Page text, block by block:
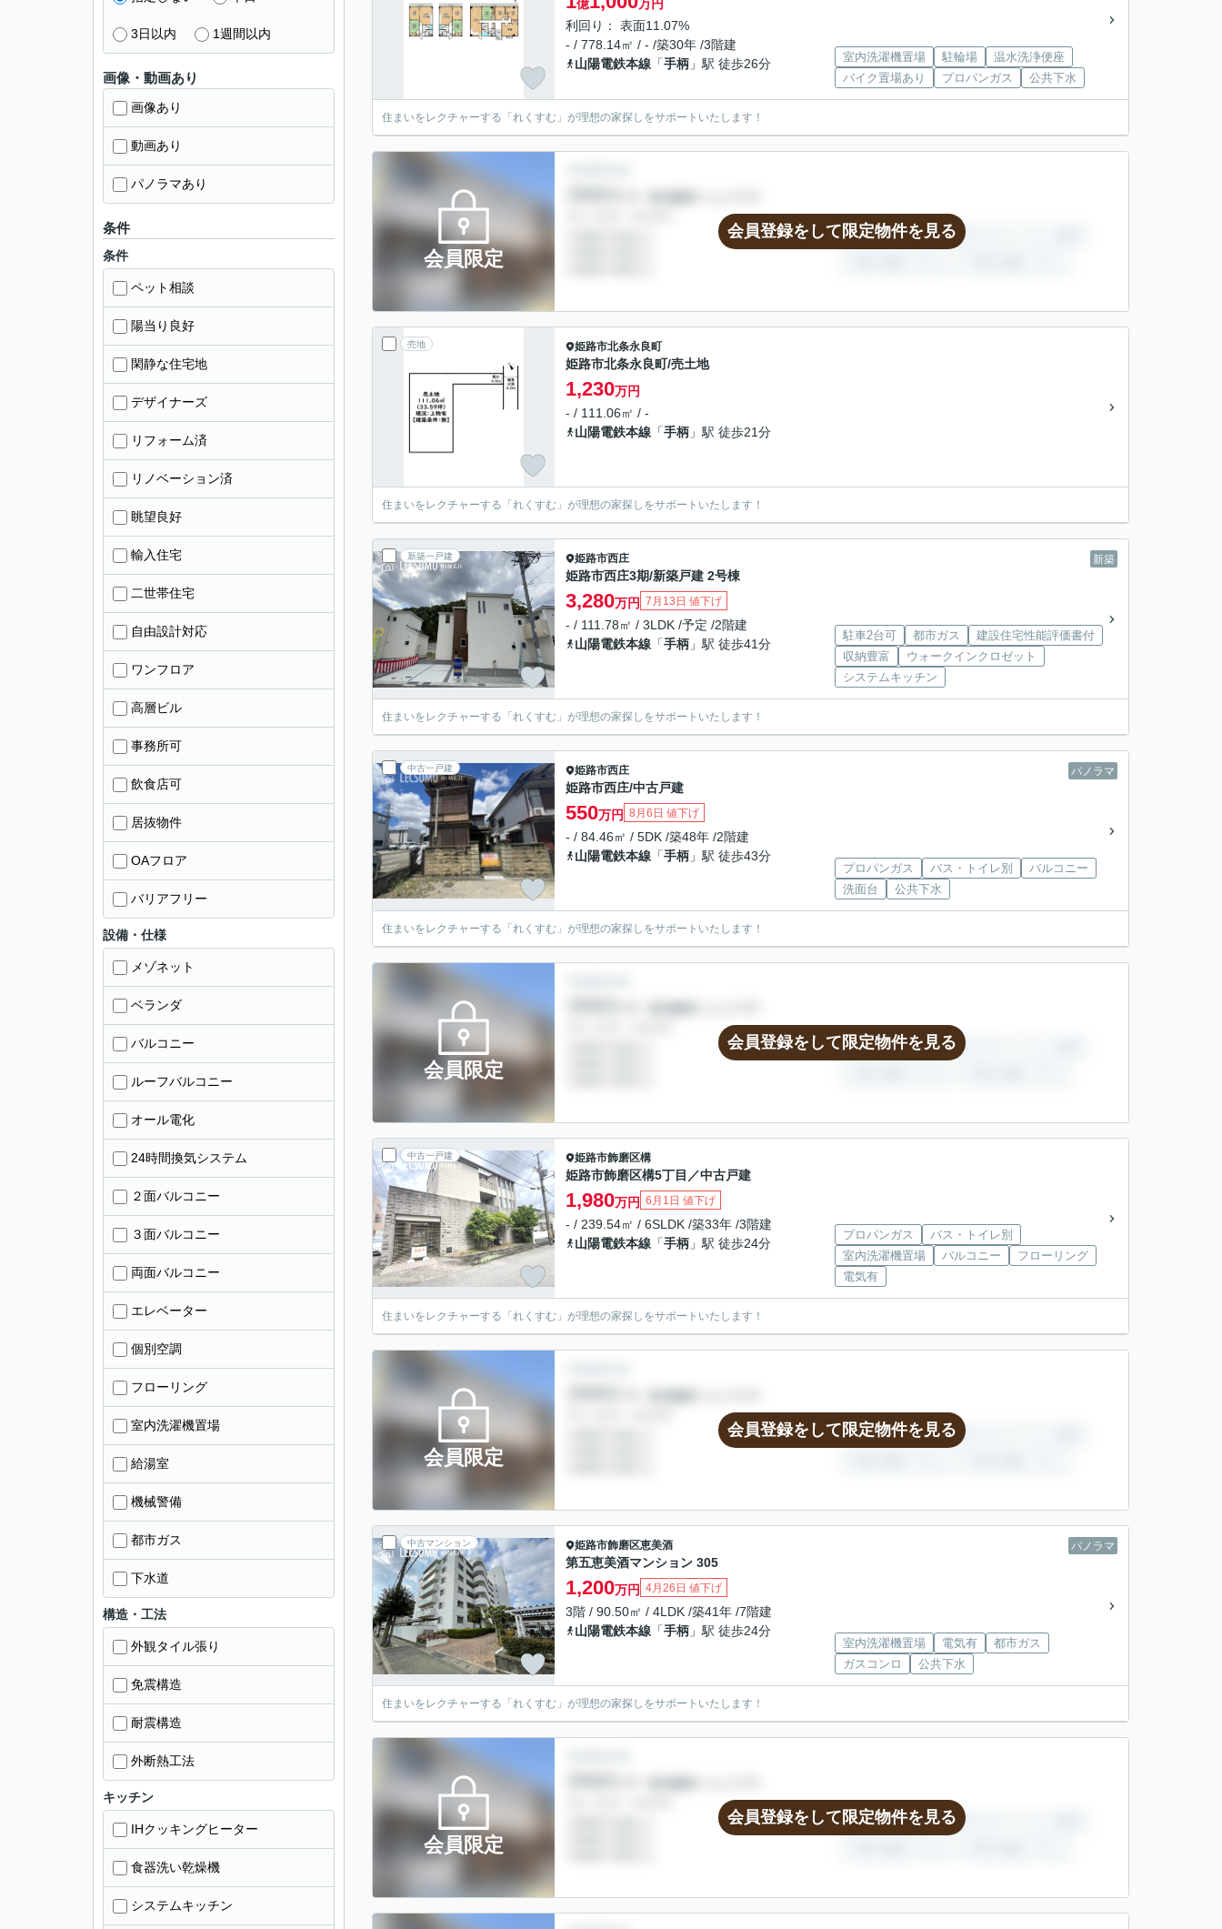
億
万円
利回り： 表面11.07%
- / 778.14㎡ / - /築30年 /3階建
山陽電鉄本線 「手柄 」駅 徒歩26分 室内洗濯機置場 駐輪場
温水洗浄便座
バイク置場あり
プロパンガス 公共下水
住まいをレクチャーする「れくすむ」が理想の家探しをサポートいたします！
会員限定
会員登録をして限定物件を見る
売地 姫路市北条永良町
姫路市北条永良町/売土地
1,230万円
- / 111.06㎡ / -
山陽電鉄本線 「手柄 」駅 徒歩21分
住まいをレクチャーする「れくすむ」が理想の家探しをサポートいたします！
新築一戸建 新築
姫路市西庄
姫路市西庄3期/新築戸建 2号棟
3,280万円 7月13日 値下げ
- / 111.78㎡ / 3LDK /予定 /2階建
山陽電鉄本線 「手柄 」駅 徒歩41分
駐車2台可 都市ガス
建設住宅性能評価書付
収納豊富
ウォークインクロゼット
システムキッチン
住まいをレクチャーする「れくすむ」が理想の家探しをサポートいたします！
中古一戸建 パノラマ
姫路市西庄
姫路市西庄/中古戸建
550万円 8月6日 値下げ
- / 84.46㎡ / 5DK /築48年 /2階建
山陽電鉄本線 「手柄 」駅 徒歩43分
プロパンガス バス・トイレ別
バルコニー
洗面台
公共下水
住まいをレクチャーする「れくすむ」が理想の家探しをサポートいたします！
会員限定
会員登録をして限定物件を見る
中古一戸建 姫路市飾磨区構
姫路市飾磨区構5丁目／中古戸建
1,980万円 6月1日 値下げ
- / 239.54㎡ / 6SLDK /築33年 /3階建
山陽電鉄本線 「手柄 」駅 徒歩24分
プロパンガス
バス・トイレ別
室内洗濯機置場
バルコニー
フローリング
電気有
住まいをレクチャーする「れくすむ」が理想の家探しをサポートいたします！
会員限定
会員登録をして限定物件を見る
中古マンション パノラマ
姫路市飾磨区恵美酒
第五恵美酒マンション 305
1,200万円 4月26日 値下げ
3階 / 90.50㎡ / 4LDK /築41年 /7階建
山陽電鉄本線 「手柄 」駅 徒歩24分
室内洗濯機置場 電気有
都市ガス
ガスコンロ
公共下水
住まいをレクチャーする「れくすむ」が理想の家探しをサポートいたします！
会員限定
会員登録をして限定物件を見る
3日以内 1週間以内
画像・動画あり
画像あり
動画あり
パノラマあり
条件
条件
ペット相談
陽当り良好
閑静な住宅地
デザイナーズ
リフォーム済
リノベーション済
眺望良好
輸入住宅
二世帯住宅
自由設計対応
ワンフロア
高層ビル
事務所可
飲食店可
居抜物件
OAフロア
バリアフリー
設備・仕様
メゾネット
ベランダ
バルコニー
ルーフバルコニー
オール電化
24時間換気システム
２面バルコニー
３面バルコニー
両面バルコニー
エレベーター
個別空調
フローリング
室内洗濯機置場
給湯室
機械警備
都市ガス
下水道
構造・工法
外観タイル張り
免震構造
耐震構造
外断熱工法
キッチン
IHクッキングヒーター
食器洗い乾燥機
システムキッチン